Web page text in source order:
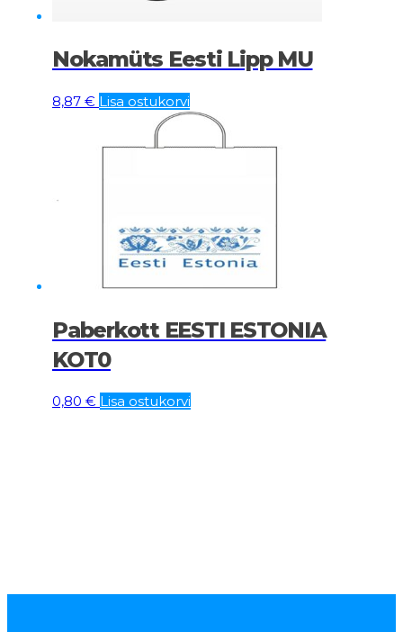
Nokamüts Eesti Lipp MU
8,87 € Lisa ostukorvi
Paberkott EESTI ESTONIA
KOT0
0,80 € Lisa ostukorvi